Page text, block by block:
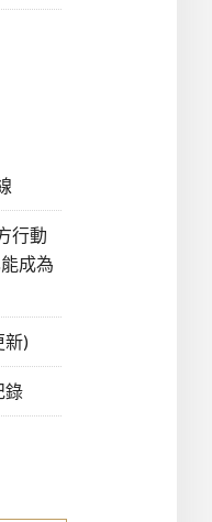
行動
成為
新)
錄